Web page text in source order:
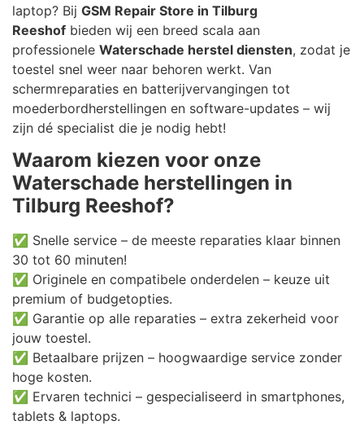
laptop? Bij GSM Repair Store in Tilburg
Reeshof bieden wij een breed scala aan
professionele Waterschade herstel diensten, zodat je
toestel snel weer naar behoren werkt. Van
schermreparaties en batterijvervangingen tot
moederbordherstellingen en software-updates – wij
zijn dé specialist die je nodig hebt!
Waarom kiezen voor onze
Waterschade herstellingen in
Tilburg Reeshof?
✅ Snelle service – de meeste reparaties klaar binnen
30 tot 60 minuten!
✅ Originele en compatibele onderdelen – keuze uit
premium of budgetopties.
✅ Garantie op alle reparaties – extra zekerheid voor
jouw toestel.
✅ Betaalbare prijzen – hoogwaardige service zonder
hoge kosten.
✅ Ervaren technici – gespecialiseerd in smartphones,
tablets & laptops.